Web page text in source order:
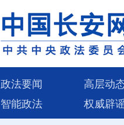
政法要闻 高层动
智能政法
权威辟